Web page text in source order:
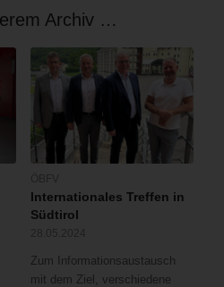
Archiv …
Internationales Treffen in
Südtirol
Zum Informationsaustausch
mit dem Ziel, verschiedene